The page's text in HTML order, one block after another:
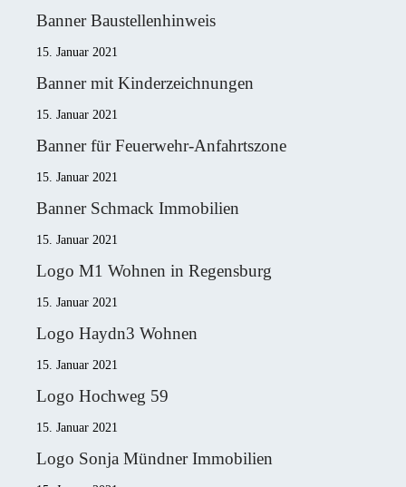
Banner Baustellenhinweis
15. Januar 2021
Banner mit Kinderzeichnungen
15. Januar 2021
Banner für Feuerwehr-Anfahrtszone
15. Januar 2021
Banner Schmack Immobilien
15. Januar 2021
Logo M1 Wohnen in Regensburg
15. Januar 2021
Logo Haydn3 Wohnen
15. Januar 2021
Logo Hochweg 59
15. Januar 2021
Logo Sonja Mündner Immobilien